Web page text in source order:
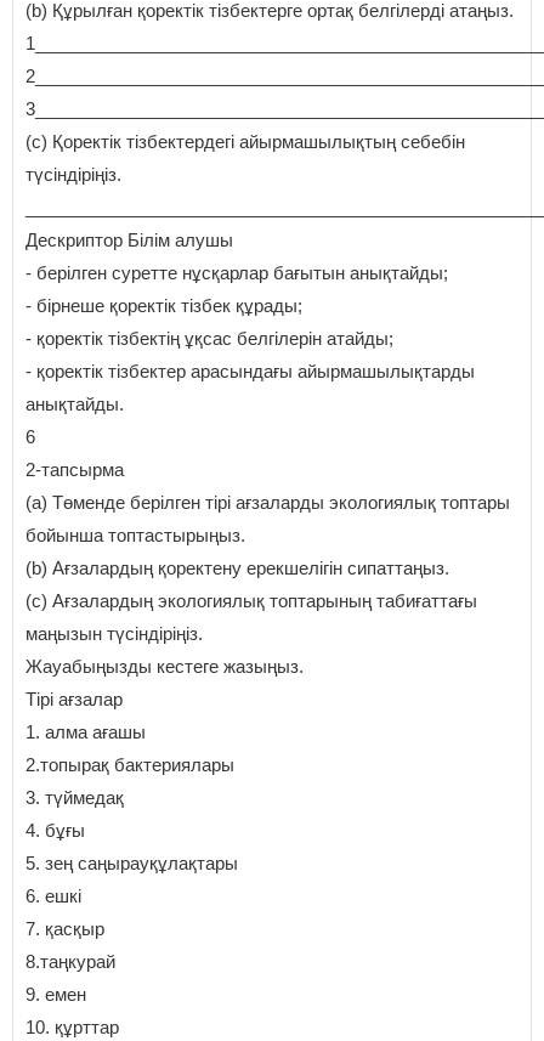
(b) Құрылған қоректік тізбектерге ортақ белгілерді атаңыз.
(c) Қоректік тізбектердегі айырмашылықтың себебін
түсіндіріңіз.
Дескриптор Білім алушы
- берілген суретте нұсқарлар бағытын анықтайды;
- бірнеше қоректік тізбек құрады;
- қоректік тізбектің ұқсас белгілерін атайды;
- қоректік тізбектер арасындағы айырмашылықтарды
анықтайды.
6
2-тапсырма
(а) Төменде берілген тірі ағзаларды экологиялық топтары
бойынша топтастырыңыз.
(b) Ағзалардың қоректену ерекшелігін сипаттаңыз.
(c) Ағзалардың экологиялық топтарының табиғаттағы
маңызын түсіндіріңіз.
Жауабыңызды кестеге жазыңыз.
Тірі ағзалар
1. алма ағашы
2.топырақ бактериялары
3. түймедақ
4. бұғы
5. зең саңырауқұлақтары
6. ешкі
7. қасқыр
8.таңкурай
9. емен
10. құрттар